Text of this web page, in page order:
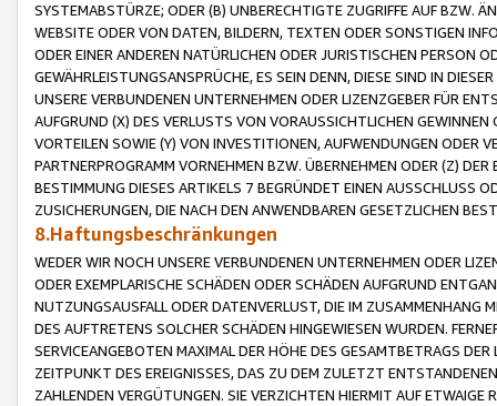
SYSTEMABSTÜRZE; ODER (B) UNBERECHTIGTE ZUGRIFFE AUF BZW.
WEBSITE ODER VON DATEN, BILDERN, TEXTEN ODER SONSTIGEN
ODER EINER ANDEREN NATÜRLICHEN ODER JURISTISCHEN PERSON
GEWÄHRLEISTUNGSANSPRÜCHE, ES SEIN DENN, DIESE SIND IN
UNSERE VERBUNDENEN UNTERNEHMEN ODER LIZENZGEBER FÜR
AUFGRUND (X) DES VERLUSTS VON VORAUSSICHTLICHEN
VORTEILEN SOWIE (Y) VON INVESTITIONEN, AUFWENDUNGEN ODER
PARTNERPROGRAMM VORNEHMEN BZW. ÜBERNEHMEN ODER (Z)
BESTIMMUNG DIESES ARTIKELS 7 BEGRÜNDET EINEN AUSSCHLUSS
ZUSICHERUNGEN, DIE NACH DEN ANWENDBAREN GESETZLICHEN
8.Haftungsbeschränkungen
WEDER WIR NOCH UNSERE VERBUNDENEN UNTERNEHMEN ODER
ODER EXEMPLARISCHE SCHÄDEN ODER SCHÄDEN AUFGRUND
NUTZUNGSAUSFALL ODER DATENVERLUST, DIE IM ZUSAMMENHANG
DES AUFTRETENS SOLCHER SCHÄDEN HINGEWIESEN WURDEN.
SERVICEANGEBOTEN MAXIMAL DER HÖHE DES GESAMTBETRAGS
ZEITPUNKT DES EREIGNISSES, DAS ZU DEM ZULETZT
ZAHLENDEN VERGÜTUNGEN. SIE VERZICHTEN HIERMIT AUF